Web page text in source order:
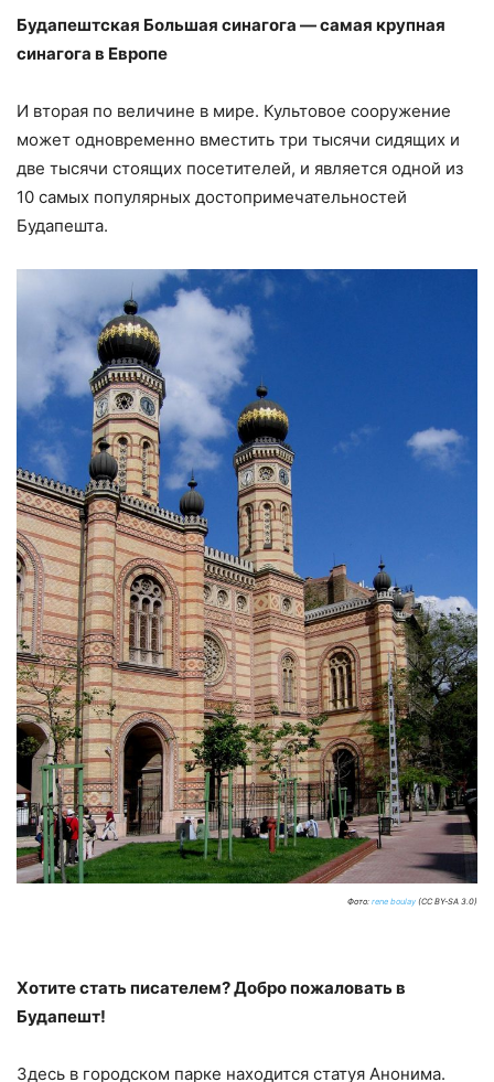
Будапештская Большая синагога — самая крупная
синагога в Европе
И вторая по величине в мире. Культовое сооружение
может одновременно вместить три тысячи сидящих и
две тысячи стоящих посетителей, и является одной из
10 самых популярных достопримечательностей
Будапешта.
Фото: rene boulay (CC BY-SA 3.0)
Хотите стать писателем? Добро пожаловать в
Будапешт!
Здесь в городском парке находится статуя Анонима.